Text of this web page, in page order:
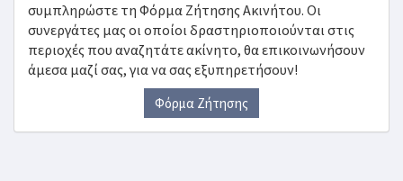
συμπληρώστε τη Φόρμα Ζήτησης Ακινήτου. Οι
συνεργάτες μας οι οποίοι δραστηριοποιούνται στις
περιοχές που αναζητάτε ακίνητο, θα επικοινωνήσουν
άμεσα μαζί σας, για να σας εξυπηρετήσουν!
Φόρμα Ζήτησης